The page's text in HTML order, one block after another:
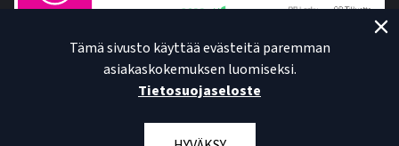
Tämä sivusto käyttää evästeitä paremman
asiakaskokemuksen luomiseksi.
Tietosuojaseloste